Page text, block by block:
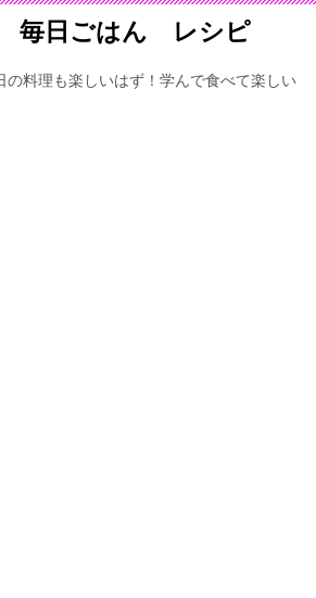
毎日ごはん レシピ
の料理も楽しいはず！学んで食べて楽しい